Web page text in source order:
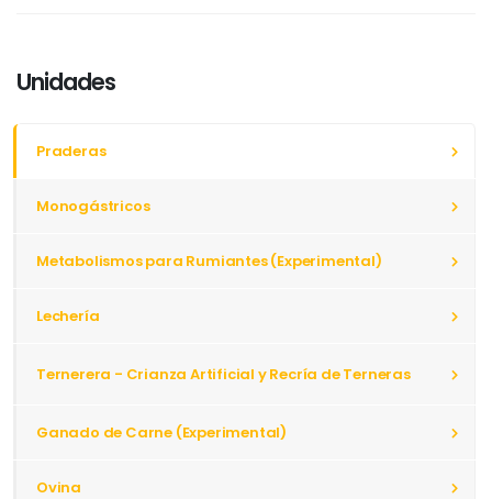
Unidades
Praderas
Monogástricos
Metabolismos para Rumiantes (Experimental)
Lechería
Ternerera - Crianza Artificial y Recría de Terneras
Ganado de Carne (Experimental)
Ovina